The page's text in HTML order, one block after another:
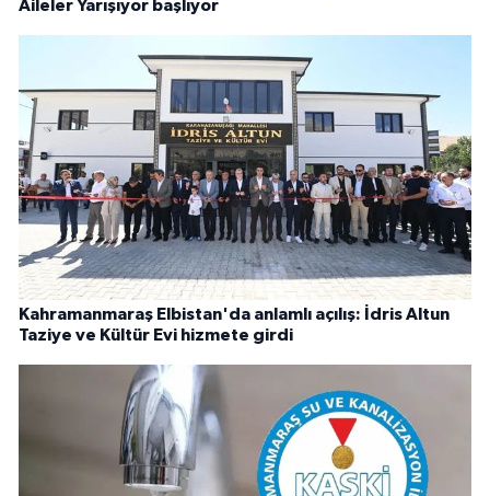
Aileler Yarışıyor başlıyor
Kahramanmaraş Elbistan'da anlamlı açılış: İdris Altun
Taziye ve Kültür Evi hizmete girdi